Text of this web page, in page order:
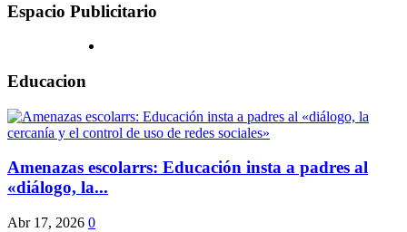
Espacio Publicitario
Educacion
Amenazas escolarrs: Educación insta a padres al
«diálogo, la...
Abr 17, 2026 0